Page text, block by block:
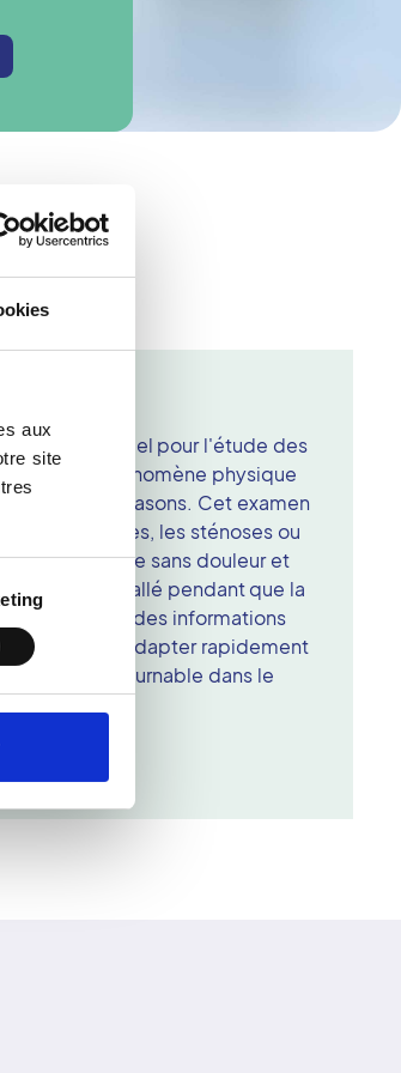
aux
site
essentiel pour l'étude des
un phénomène physique
grâce aux ultrasons. Cet examen
thromboses, les sténoses ou
il se déroule sans douleur et
installé pendant que la
fournit des informations
et permet d'adapter rapidement
et incontournable dans le